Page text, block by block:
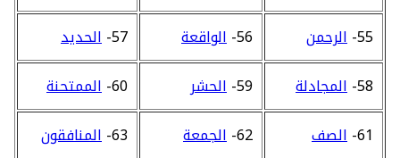
55- الرحمن 56- الواقعة 57- الحديد
58- المجادلة 59- الحشر 60- الممتحنة
61- الصف 62- الجمعة 63- المنافقون